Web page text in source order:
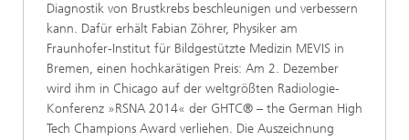
Diagnostik von Brustkrebs beschleunigen und verbessern
kann. Dafür erhält Fabian Zöhrer, Physiker am
Fraunhofer-Institut für Bildgestützte Medizin MEVIS in
Bremen, einen hochkarätigen Preis: Am 2. Dezember
wird ihm in Chicago auf der weltgrößten Radiologie-
Konferenz »RSNA 2014« der GHTC® – the German High
Tech Champions Award verliehen. Die Auszeichnung